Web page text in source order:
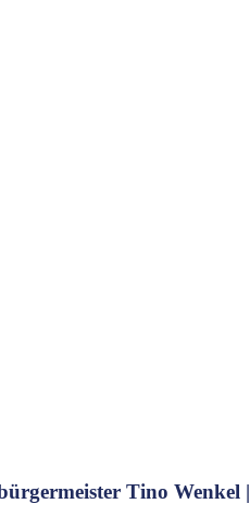
Tino Wenkel |